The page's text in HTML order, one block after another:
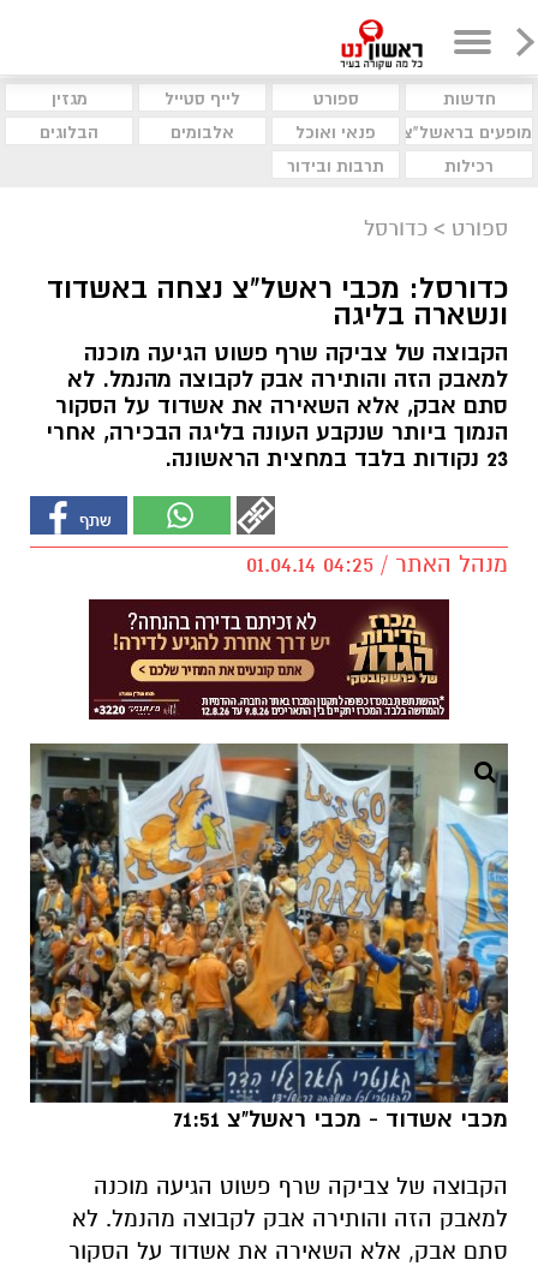
חדשות ספורט לייף סטייל
מגזין
מופעים בראשל"צ
פנאי ואוכל אלבומים
הבלוגים
רכילות
תרבות ובידור
ספורט > כדורסל
כדורסל: מכבי ראשל"צ נצחה באשדוד
ונשארה בליגה
הקבוצה של צביקה שרף פשוט הגיעה מוכנה
למאבק הזה והותירה אבק לקבוצה מהנמל. לא
סתם אבק, אלא השאירה את אשדוד על הסקור
הנמוך ביותר שנקבע העונה בליגה הבכירה, אחרי
23 נקודות בלבד במחצית הראשונה.
מנהל האתר / 04:25 01.04.14
מכבי אשדוד - מכבי ראשל"צ 71:51
הקבוצה של צביקה שרף פשוט הגיעה מוכנה
למאבק הזה והותירה אבק לקבוצה מהנמל. לא
סתם אבק, אלא השאירה את אשדוד על הסקור